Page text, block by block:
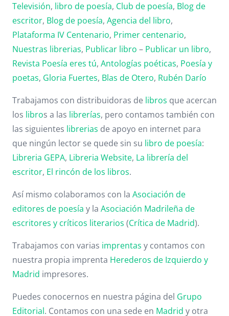
Televisión, libro de poesía, Club de poesía, Blog de
escritor, Blog de poesía, Agencia del libro,
Plataforma IV Centenario, Primer centenario,
Nuestras librerias, Publicar libro – Publicar un libro,
Revista Poesía eres tú, Antologías poéticas, Poesía y
poetas, Gloria Fuertes, Blas de Otero, Rubén Darío
Trabajamos con distribuidoras de libros que acercan
los libros a las librerías, pero contamos también con
las siguientes librerias de apoyo en internet para
que ningún lector se quede sin su libro de poesía:
Libreria GEPA, Libreria Website, La librería del
escritor, El rincón de los libros.
Así mismo colaboramos con la Asociación de
editores de poesía y la Asociación Madrileña de
escritores y críticos literarios (Crítica de Madrid).
Trabajamos con varias imprentas y contamos con
nuestra propia imprenta Herederos de Izquierdo y
Madrid impresores.
Puedes conocernos en nuestra página del Grupo
Editorial. Contamos con una sede en Madrid y otra